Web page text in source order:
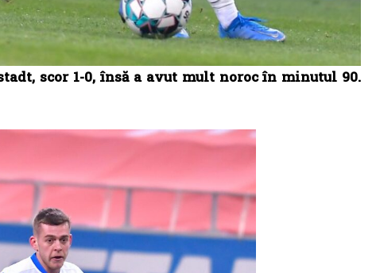
scor 1-0, însă a avut mult noroc în minutul 90.